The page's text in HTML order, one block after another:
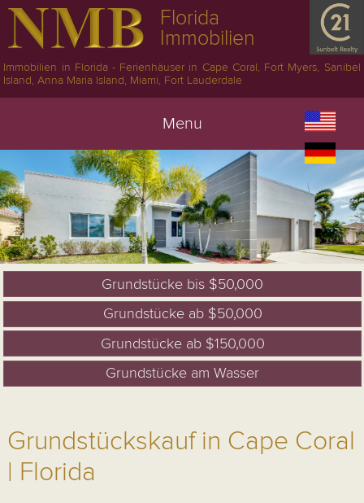
Florida
Immobilien
Immobilien in Florida - Ferienhäuser in Cape Coral, Fort Myers, Sanibel
Island, Anna Maria Island, Miami, Fort Lauderdale
Menu
Grundstücke bis $50,000
Grundstücke ab $50,000
Grundstücke ab $150,000
Grundstücke am Wasser
Grundstückskauf in Cape Coral
| Florida